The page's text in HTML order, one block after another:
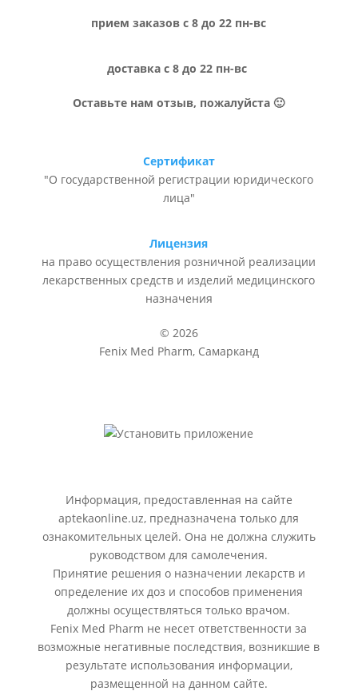
прием заказов с 8 до 22 пн-вс
доставка с 8 до 22 пн-вс
Оставьте нам отзыв, пожалуйста 🙂
Сертификат
"О государственной регистрации юридического
лица"
Лицензия
на право осуществления розничной реализации
лекарственных средств и изделий медицинского
назначения
© 2026
Fenix Med Pharm, Самарканд
Информация, предоставленная на сайте
aptekaonline.uz, предназначена только для
ознакомительных целей. Она не должна служить
руководством для самолечения.
Принятие решения о назначении лекарств и
определение их доз и способов применения
должны осуществляться только врачом.
Fenix Med Pharm не несет ответственности за
возможные негативные последствия, возникшие в
результате использования информации,
размещенной на данном сайте.